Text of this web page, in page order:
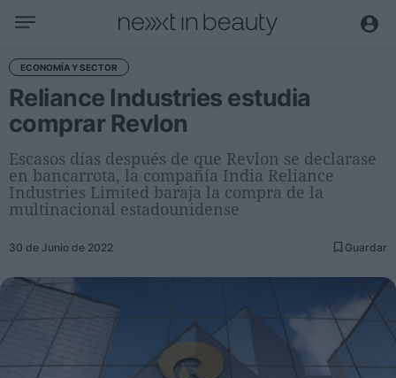
Negocio
Editorial
Actualidad
Nombramientos
Entrevistas a directivos
Tendencias
Internacional
Digitalización
ECONOMÍA Y SECTOR
Reliance Industries estudia
comprar Revlon
Escasos días después de que Revlon se declarase
en bancarrota, la compañía India Reliance
Industries Limited baraja la compra de la
multinacional estadounidense
30 de Junio de 2022 Guardar